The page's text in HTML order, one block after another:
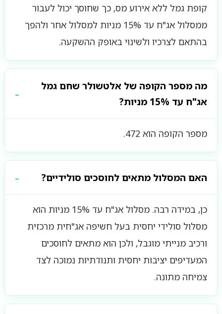
קופת גמל ללא אירוע מס, כך שחוסך יכול לעבור
ממסלול אג"ח עד 15% מניות למסלול אחר ולהפך
בהתאם לצרכיו ולשינוי באופק ההשקעה.
מה מספר הקופה של אלטשולר שחם גמל
אג"ח עד 15% מניות?
מספר הקופה הוא 472.
האם המסלול מתאים לחוסכים סולידיים?
כן, במידה רבה. מסלול אג"ח עד 15% מניות הוא
מסלול סולידי יחסית בעל חשיפה אג"חית מרכזית
ורכיב מנייתי מוגבל, ולכן הוא מתאים לחוסכים
המעדיפים יציבות יחסית ותנודתיות נמוכה לצד
צמיחה מתונה.